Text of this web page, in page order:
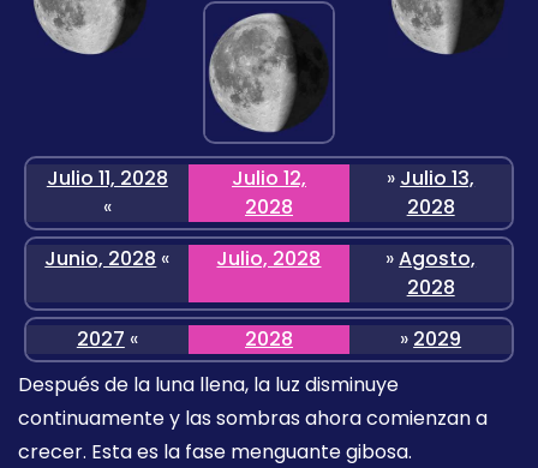
Julio 11, 2028
«
Julio 12,
2028
» Julio 13,
2028
Junio, 2028 « Julio, 2028 »Agosto,
2028
2027 « 2028 » 2029
Después de la luna llena, la luz disminuye
continuamente y las sombras ahora comienzan a
crecer. Esta es la fase menguante gibosa.